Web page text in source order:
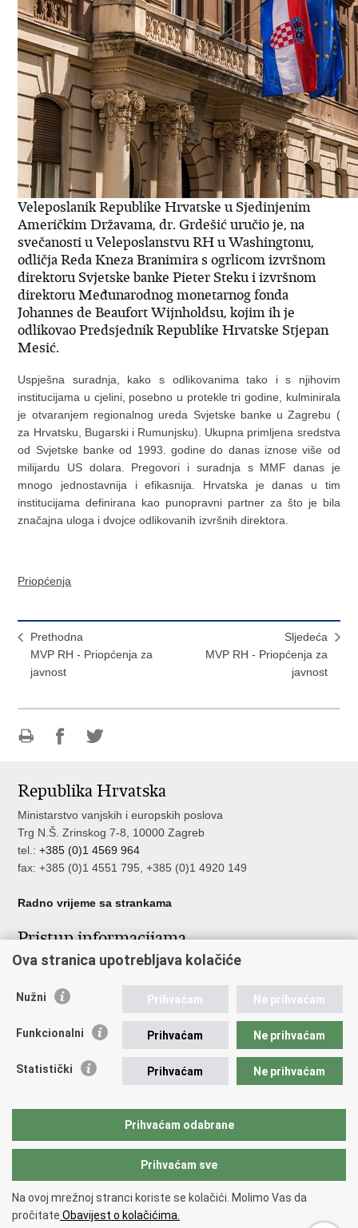
Veleposlanik Republike Hrvatske u Sjedinjenim
Američkim Državama, dr. Grdešić uručio je, na
svečanosti u Veleposlanstvu RH u Washingtonu,
odličja Reda Kneza Branimira s ogrlicom izvršnom
direktoru Svjetske banke Pieter Steku i izvršnom
direktoru Međunarodnog monetarnog fonda
Johannes de Beaufort Wijnholdsu, kojim ih je
odlikovao Predsjednik Republike Hrvatske Stjepan
Mesić.
Uspješna suradnja, kako s odlikovanima tako i s njihovim
institucijama u cjelini, posebno u protekle tri godine, kulminirala
je otvaranjem regionalnog ureda Svjetske banke u Zagrebu (
za Hrvatsku, Bugarski i Rumunjsku). Ukupna primljena sredstva
od Svjetske banke od 1993. godine do danas iznose više od
milijardu US dolara. Pregovori i suradnja s MMF danas je
mnogo jednostavnija i efikasnija. Hrvatska je danas u tim
institucijama definirana kao punopravni partner za što je bila
značajna uloga i dvojce odlikovanih izvršnih direktora.
Priopćenja
Prethodna
MVP RH - Priopćenja za
javnost
Sljedeća
MVP RH - Priopćenja za
javnost
Facebooku
Twitteru
Republika Hrvatska
Ministarstvo vanjskih i europskih poslova
Trg N.Š. Zrinskog 7-8, 10000 Zagreb
tel.:+385 (0)1 4569 964
fax: +385 (0)1 4551 795, +385 (0)1 4920 149
Radno vrijeme sa strankama
Pristup informacijama
Pristup informacijama
Nepravilnosti
Javna nabava u MVEP-u
Nadzor rada i unutarnja revizija službe vanjskih poslova
Copyright © 2026 Ministarstvo vanjskih i europskih poslova.
korištenja.Izjava o pristupačnosti.
Ova stranica upotrebljava kolačiće
Nužni Prihvaćam Ne prihvaćam
Funkcionalni Prihvaćam Ne prihvaćam
Statistički Prihvaćam Ne prihvaćam
Prihvaćam odabrane
Prihvaćam sve
Na ovoj mrežnoj stranci koriste se kolačići. Molimo Vas da
pročitate Obavijest o kolačićima.